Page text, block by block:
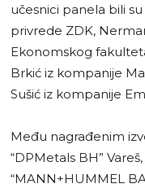
učesnici panela bili
privrede ZDK,
Ekonomskog
Brkić iz kompanije
Sušić iz kompanije
Među nagrađenim
“DPMetals BH”
“MANN+HUMMEL